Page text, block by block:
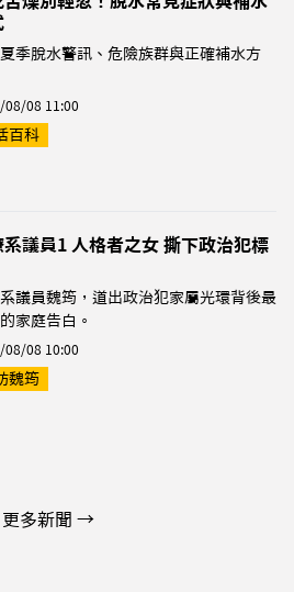
季脫水警訊、危險族群與正確補水方
08/08 11:00
百科
系議員1 人格者之女 撕下政治犯標
議員魏筠，道出政治犯家屬光環背後最
家庭告白。
08/08 10:00
魏筠
更多新聞 →